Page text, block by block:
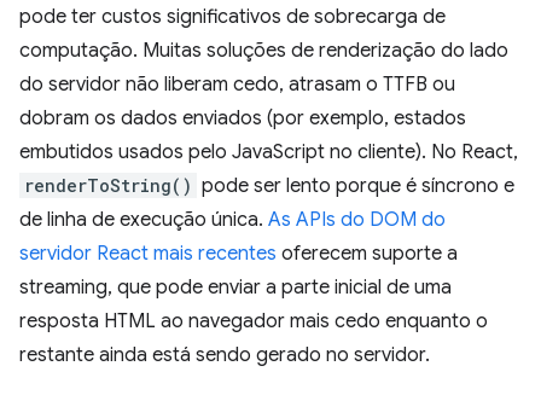
pode ter custos significativos de sobrecarga de
computação. Muitas soluções de renderização do lado
do servidor não liberam cedo, atrasam o TTFB ou
dobram os dados enviados (por exemplo, estados
embutidos usados pelo JavaScript no cliente). No React,
renderToString() pode ser lento porque é síncrono e
de linha de execução única. As APIs do DOM do
servidor React mais recentes oferecem suporte a
streaming, que pode enviar a parte inicial de uma
resposta HTML ao navegador mais cedo enquanto o
restante ainda está sendo gerado no servidor.